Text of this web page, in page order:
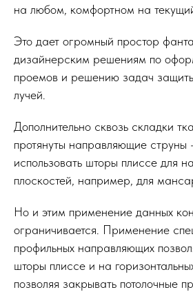
на любом, комфортном на
Это дает огромный простор
дизайнерским решениям по
проемов и решению задач
лучей.
Дополнительно сквозь складки
протянуты направляющие струны
использовать шторы плиссе для
плоскостей, например, для
Но и этим применение данных
ограничивается. Применение
профильных направляющих
шторы плиссе и на
позволяя закрывать потолочные